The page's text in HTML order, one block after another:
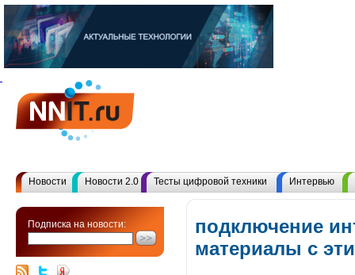
Новости Новости 2.0 Тесты цифровой техники Интервью
Подписка на новости:
подключение
материалы с